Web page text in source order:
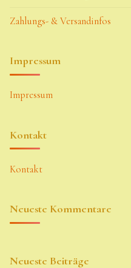
Zahlungs- & Versandinfos
Impressum
Impressum
Kontakt
Kontakt
Neueste Kommentare
Neueste Beiträge